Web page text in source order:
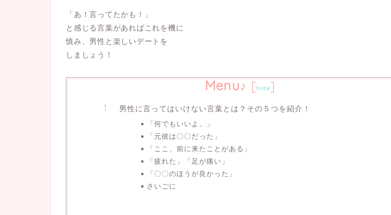
「あ！言ってたかも！」
と感じる言葉があればこれを機に
慎み、男性と楽しいデートを
しましょう！
Menu♪ [hide]
男性に言ってはいけない言葉とは？その５つを紹介！
「何でもいいよ。」
「元彼は〇〇だった」
「ここ、前に来たことがある」
「疲れた」「足が痛い」
「〇〇のほうが良かった」
さいごに